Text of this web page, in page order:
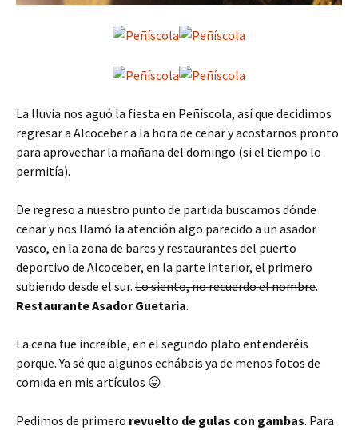
La lluvia nos aguó la fiesta en Peñíscola, así que decidimos
regresar a Alcoceber a la hora de cenar y acostarnos pronto
para aprovechar la mañana del domingo (si el tiempo lo
permitía).
De regreso a nuestro punto de partida buscamos dónde
cenar y nos llamó la atención algo parecido a un asador
vasco, en la zona de bares y restaurantes del puerto
deportivo de Alcoceber, en la parte interior, el primero
subiendo desde el sur. Lo siento, no recuerdo el nombre.
Restaurante Asador Guetaria.
La cena fue increíble, en el segundo plato entenderéis
porque. Ya sé que algunos echábais ya de menos fotos de
comida en mis artículos 😛 .
Pedimos de primero revuelto de gulas con gambas. Para